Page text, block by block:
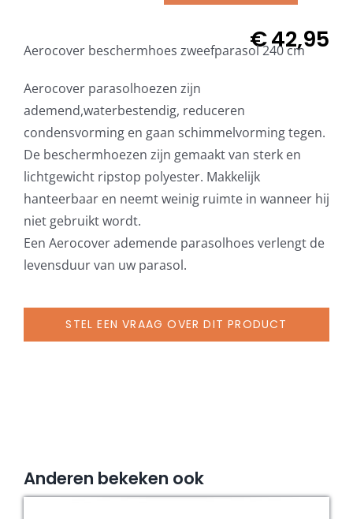
Umbrosa en Paraflex parasoldoeken
Onze merken
parasolhoes
H240x68
7971
aantal
€42,95
Aerocover beschermhoes zweefparasol 240 cm
Aerocover parasolhoezen zijn
ademend,waterbestendig, reduceren
condensvorming en gaan schimmelvorming tegen.
De beschermhoezen zijn gemaakt van sterk en
lichtgewicht ripstop polyester. Makkelijk
hanteerbaar en neemt weinig ruimte in wanneer hij
niet gebruikt wordt.
Een Aerocover ademende parasolhoes verlengt de
levensduur van uw parasol.
STEL EEN VRAAG OVER DIT PRODUCT
Anderen bekeken ook